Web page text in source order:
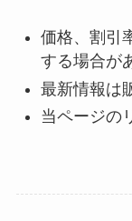
価格、割引
する場合が
最新情報は
当ページの